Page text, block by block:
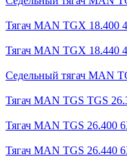
Тягач MAN TGX 18.400
Тягач MAN TGX 18.440
Седельный тягач MAN
Тягач MAN TGS TGS
Тягач MAN TGS 26.400
Тягач MAN TGS 26.440